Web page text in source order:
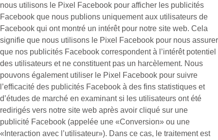
nous utilisons le Pixel Facebook pour afficher les publicités
Facebook que nous publions uniquement aux utilisateurs de
Facebook qui ont montré un intérêt pour notre site web. Cela
signifie que nous utilisons le Pixel Facebook pour nous assurer
que nos publicités Facebook correspondent à l’intérêt potentiel
des utilisateurs et ne constituent pas un harcèlement. Nous
pouvons également utiliser le Pixel Facebook pour suivre
l’efficacité des publicités Facebook à des fins statistiques et
d’études de marché en examinant si les utilisateurs ont été
redirigés vers notre site web après avoir cliqué sur une
publicité Facebook (appelée une «Conversion» ou une
« Interaction avec l’utilisateur»). Dans ce cas, le traitement est